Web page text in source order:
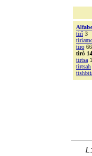
tirî 3
tiro 66
tirò 14
tirtsa
tirtsah